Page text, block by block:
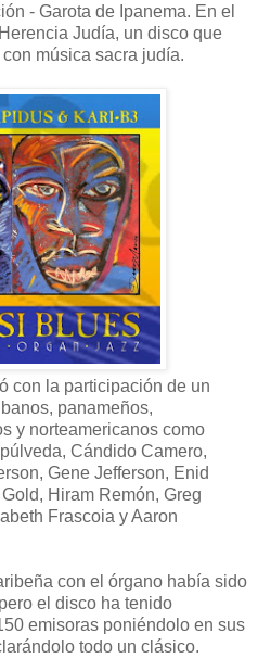
- Garota de Ipanema. En el
Judía, un disco que
música sacra judía.
con la participación de un
panameños,
y norteamericanos como
Cándido Camero,
Gene Jefferson, Enid
Hiram Remón, Greg
Frascoia y Aaron
con el órgano había sido
el disco ha tenido
emisoras poniéndolo en sus
todo un clásico.